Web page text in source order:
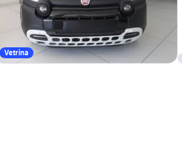
Vetrina